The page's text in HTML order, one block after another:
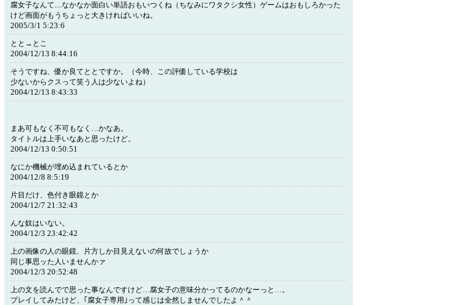
腐女子なんて....なかなか面白い単語おもいつくね（ちなみにワタクシ女性）ゲームはおもしろかった
けど画面がもうちょっと大きければいいね。
2005/3/1 5:23:6
とと→とこ
2004/12/13 8:44:16
そうですね、優か良てととですか。（今時、この評価している学校は
少ないからクスって笑う人は少ないよね）
2004/12/13 8:43:33
まあ可もなく不可もなく…かなあ。
タイトルは上手いなあと思ったけど。
2004/12/13 0:50:51
なにか機械が埋め込まれているとか
2004/12/8 8:5:19
片目だけ、色付き眼鏡とか
2004/12/7 21:32:43
んな奴はいない。
2004/12/3 23:42:42
上の画像の人の眼鏡、片方しか目見えないの何故でしょうか
同じ事思ッた人いませんかァ
2004/12/3 20:52:48
上の文を読んでで思った事なんですけど…腐女子の意味分かってるのかなーっと…。
プレイしてみたけど、｢腐女子専用｣って感じは全然しませんでしたよ＾＾